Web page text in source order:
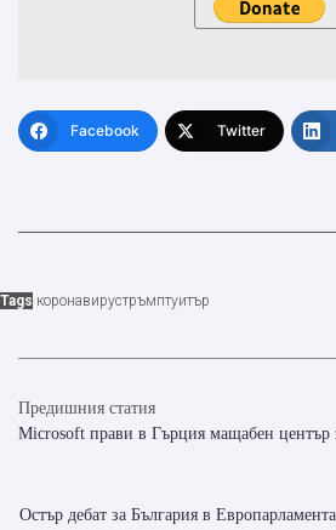
Facebook Twitter
Tags коронавирустръмптуитър
Предишния статия
Microsoft прави в Гърция мащабен център
Остър дебат за България в